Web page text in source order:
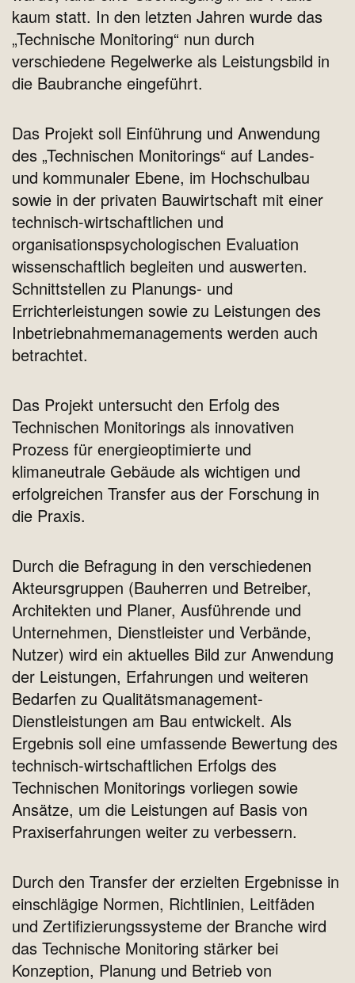
kaum statt. In den letzten Jahren wurde das
„Technische Monitoring“ nun durch
verschiedene Regelwerke als Leistungsbild in
die Baubranche eingeführt.
Das Projekt soll Einführung und Anwendung
des „Technischen Monitorings“ auf Landes-
und kommunaler Ebene, im Hochschulbau
sowie in der privaten Bauwirtschaft mit einer
technisch-wirtschaftlichen und
organisationspsychologischen Evaluation
wissenschaftlich begleiten und auswerten.
Schnittstellen zu Planungs- und
Errichterleistungen sowie zu Leistungen des
Inbetriebnahmemanagements werden auch
betrachtet.
Das Projekt untersucht den Erfolg des
Technischen Monitorings als innovativen
Prozess für energieoptimierte und
klimaneutrale Gebäude als wichtigen und
erfolgreichen Transfer aus der Forschung in
die Praxis.
Durch die Befragung in den verschiedenen
Akteursgruppen (Bauherren und Betreiber,
Architekten und Planer, Ausführende und
Unternehmen, Dienstleister und Verbände,
Nutzer) wird ein aktuelles Bild zur Anwendung
der Leistungen, Erfahrungen und weiteren
Bedarfen zu Qualitätsmanagement-
Dienstleistungen am Bau entwickelt. Als
Ergebnis soll eine umfassende Bewertung des
technisch-wirtschaftlichen Erfolgs des
Technischen Monitorings vorliegen sowie
Ansätze, um die Leistungen auf Basis von
Praxiserfahrungen weiter zu verbessern.
Durch den Transfer der erzielten Ergebnisse in
einschlägige Normen, Richtlinien, Leitfäden
und Zertifizierungssysteme der Branche wird
das Technische Monitoring stärker bei
Konzeption, Planung und Betrieb von